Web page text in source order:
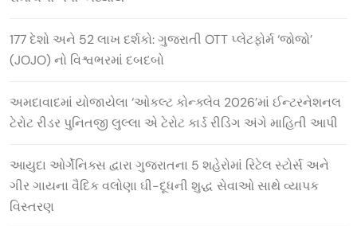
177 દેશો અને 52 લાખ દર્શકો: ગુજરાતી OTT પ્લેટફોર્મ ‘જોજો’
(JOJO) નો વિશ્વભરમાં દબદબો
અમદાવાદમાં યોજાયેલા ‘ઓકલ્ટ કોન્ક્લેવ 2026’માં ઈન્ટરનેશનલ
ટેરોટ રીડર પુનિતજી લુલ્લા એ ટેરોટ કાર્ડ રીડિંગ અંગે માહિતી આપી
આયુદા ઓર્ગેનિક્સ દ્વારા ગુજરાતના 5 શહેરોમાં રિટેલ સ્ટોર્સ અને
ગીર ગાયના વૈદિક વલોણા ઘી-દૂધની શુદ્ધ સેવાઓ સાથે વ્યાપક
વિસ્તરણ